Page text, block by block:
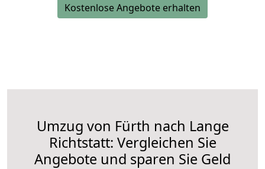
Kostenlose Angebote erhalten
Umzug von Fürth nach Lange
Richtstatt: Vergleichen Sie
Angebote und sparen Sie Geld